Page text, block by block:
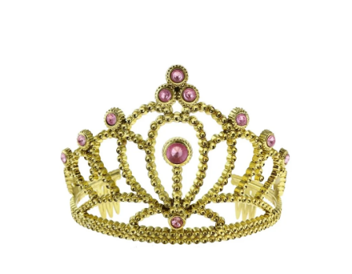
BARVY NA OBLIČEJ A VLASY
BLAHOPŘÁNÍ
BUBLIFUKY
DORTOVÉ SVÍČKY A OZDOBY